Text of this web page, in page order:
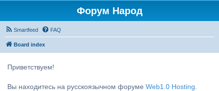
Форум Народ
Smartfeed FAQ
Board index
Приветствуем!
Вы находитесь на русскоязычном форуме Web1.0 Hosting.